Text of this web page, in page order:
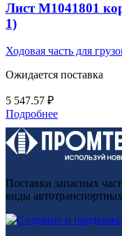
Лист М1041801
1)
Ходовая часть для
Ожидается поставка
5 547.57 ₽
Подробнее
Поставки запасных
виды